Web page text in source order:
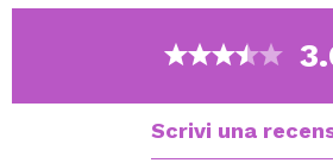
Scrivi una